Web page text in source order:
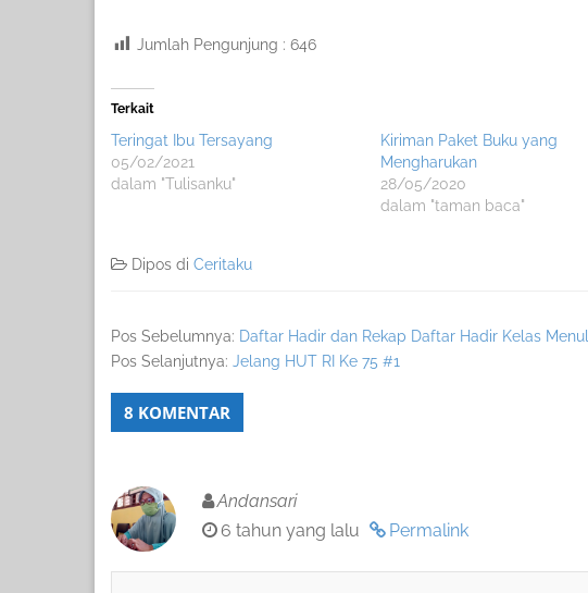
Jumlah Pengunjung : 646
Terkait
Teringat Ibu Tersayang
05/02/2021
dalam "Tulisanku"
Kiriman Paket Buku yang
Mengharukan
28/05/2020
dalam "taman baca"
Dipos di Ceritaku
Pos Sebelumnya: Daftar Hadir dan Rekap Daftar Hadir Kelas
Pos Selanjutnya: Jelang HUT RI Ke 75 #1
8 KOMENTAR
Andansari
6 tahun yang lalu
Permalink